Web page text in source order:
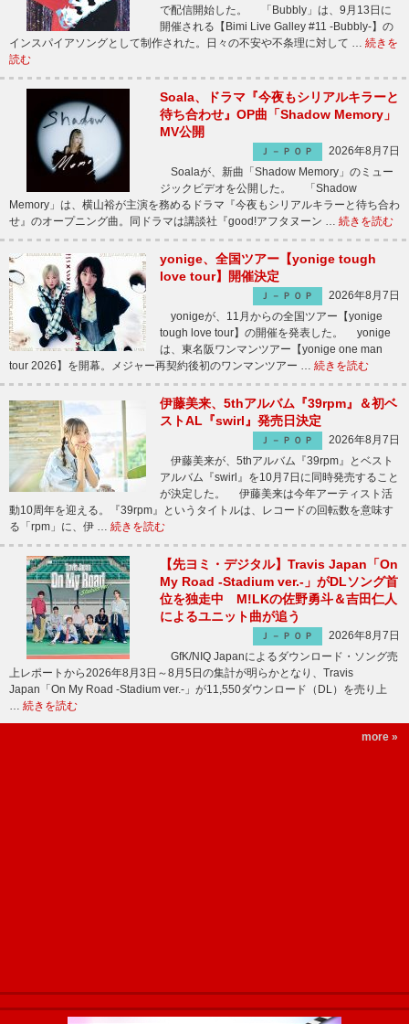
で配信開始した。 「Bubbly」は、9月13日に
開催される【Bimi Live Galley #11 -Bubbly-】の
インスパイアソングとして制作された。日々の不安や不条理に対して … 続きを
読む
Soala、ドラマ『今夜もシリアルキラーと
待ち合わせ』OP曲「Shadow Memory」
MV公開
Ｊ－ＰＯＰ
2026年8月7日
Soalaが、新曲「Shadow Memory」のミュー
ジックビデオを公開した。 「Shadow
Memory」は、横山裕が主演を務めるドラマ『今夜もシリアルキラーと待ち合わ
せ』のオープニング曲。同ドラマは講談社『good!アフタヌーン … 続きを読む
yonige、全国ツアー【yonige tough
love tour】開催決定
Ｊ－ＰＯＰ
2026年8月7日
yonigeが、11月からの全国ツアー【yonige
tough love tour】の開催を発表した。 yonige
は、東名阪ワンマンツアー【yonige one man
tour 2026】を開幕。メジャー再契約後初のワンマンツアー … 続きを読む
伊藤美来、5thアルバム『39rpm』＆初ベ
ストAL『swirl』発売日決定
Ｊ－ＰＯＰ
2026年8月7日
伊藤美来が、5thアルバム『39rpm』とベスト
アルバム『swirl』を10月7日に同時発売すること
が決定した。 伊藤美来は今年アーティスト活
動10周年を迎える。『39rpm』というタイトルは、レコードの回転数を意味す
る「rpm」に、伊 … 続きを読む
【先ヨミ・デジタル】Travis Japan「On
My Road -Stadium ver.-」がDLソング首
位を独走中 M!LKの佐野勇斗＆吉田仁人
によるユニット曲が追う
Ｊ－ＰＯＰ
2026年8月7日
GfK/NIQ Japanによるダウンロード・ソング売
上レポートから2026年8月3日～8月5日の集計が明らかとなり、Travis
Japan「On My Road -Stadium ver.-」が11,550ダウンロード（DL）を売り上
… 続きを読む
more »